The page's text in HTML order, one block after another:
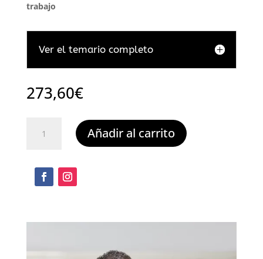
trabajo
Ver el temario completo
273,60€
tratamiento
Añadir al carrito